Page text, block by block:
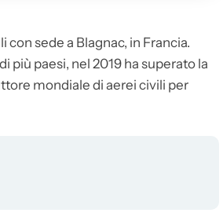
sede a Blagnac, in Francia.
più paesi, nel 2019 ha superato la
mondiale di aerei civili per